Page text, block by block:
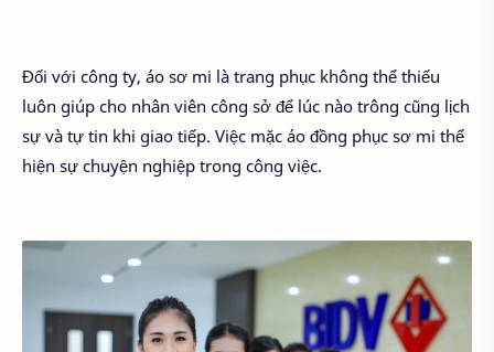
Đối với công ty, áo sơ mi là trang phục không thể thiếu
luôn giúp cho nhân viên công sở để lúc nào trông cũng lịch
sự và tự tin khi giao tiếp. Việc mặc áo đồng phục sơ mi thể
hiện sự chuyện nghiệp trong công việc.